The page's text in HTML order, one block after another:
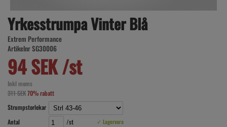
Yrkesstrumpa Vinter Blå
Extrem Performance
Artikelnr SG30006
94 SEK /st
Inkl moms
311 SEK70% rabatt
Strumpstorlekar
Antal
/st ✓ Lagervara